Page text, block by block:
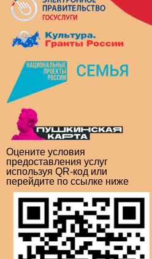
Оцените условия
предоставления услуг
используя QR-код или
перейдите по ссылке ниже